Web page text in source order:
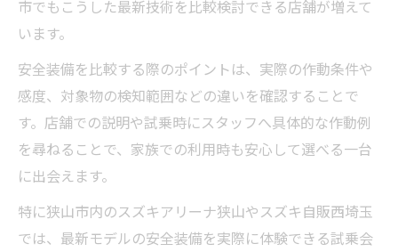
市でもこうした最新技術を比較検討できる店舗が増えて
います。
安全装備を比較する際のポイントは、実際の作動条件や
感度、対象物の検知範囲などの違いを確認することで
す。店舗での説明や試乗時にスタッフへ具体的な作動例
を尋ねることで、家族での利用時も安心して選べる一台
に出会えます。
特に狭山市内のスズキアリーナ狭山やスズキ自販西埼玉
では、最新モデルの安全装備を実際に体験できる試乗会